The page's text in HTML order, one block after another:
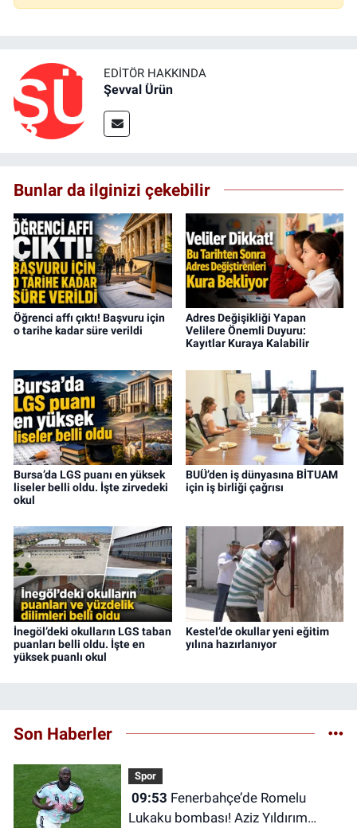
EDITÖR HAKKINDA
Şevval Ürün
Bunlar da ilginizi çekebilir
Öğrenci affı çıktı! Başvuru için
o tarihe kadar süre verildi
Adres Değişikliği Yapan
Velilere Önemli Duyuru:
Kayıtlar Kuraya Kalabilir
Bursa’da LGS puanı en yüksek
liseler belli oldu. İşte zirvedeki
okul
BUÜ’den iş dünyasına BİTUAM
için iş birliği çağrısı
İnegöl’deki okulların LGS taban
puanları belli oldu. İşte en
yüksek puanlı okul
Kestel’de okullar yeni eğitim
yılına hazırlanıyor
Son Haberler
Spor
09:53
Lukaku bombası! Aziz Yıldırım